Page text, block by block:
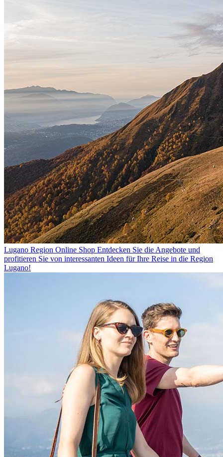
Lugano Region Online Shop Entdecken Sie die Angebote und
profitieren Sie von interessanten Ideen für Ihre Reise in die Region
Lugano!